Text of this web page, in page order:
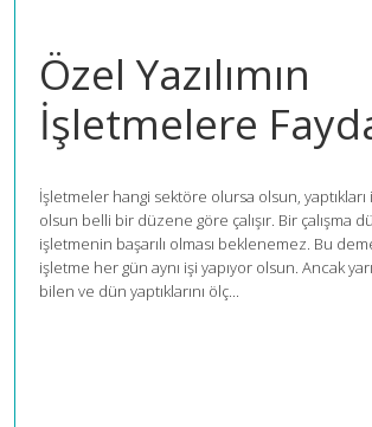
Özel Yazılımın
İşletmelere
İşletmeler hangi sektöre olursa olsun,
olsun belli bir düzene göre çalışır. Bir çalışma
işletmenin başarılı olması beklenemez. Bu
işletme her gün aynı işi yapıyor olsun. Ancak
bilen ve dün yaptıklarını ölç...